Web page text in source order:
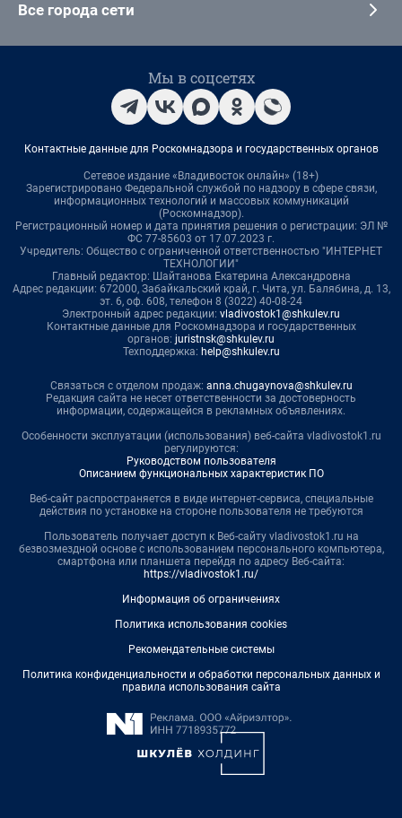
Все города сети
Мы в соцсетях
Контактные данные для Роскомнадзора и государственных органов
Сетевое издание «Владивосток онлайн» (18+)
Зарегистрировано Федеральной службой по надзору в сфере связи,
информационных технологий и массовых коммуникаций
(Роскомнадзор).
Регистрационный номер и дата принятия решения о регистрации: ЭЛ №
ФС 77-85603 от 17.07.2023 г.
Учредитель: Общество с ограниченной ответственностью "ИНТЕРНЕТ
ТЕХНОЛОГИИ"
Главный редактор: Шайтанова Екатерина Александровна
Адрес редакции: 672000, Забайкальский край, г. Чита, ул. Балябина, д. 13,
эт. 6, оф. 608, телефон 8 (3022) 40-08-24
Электронный адрес редакции: vladivostok1@shkulev.ru
Контактные данные для Роскомнадзора и государственных
органов: juristnsk@shkulev.ru
Техподдержка: help@shkulev.ru
Связаться с отделом продаж: anna.chugaynova@shkulev.ru
Редакция сайта не несет ответственности за достоверность
информации, содержащейся в рекламных объявлениях.
Особенности эксплуатации (использования) веб-сайта vladivostok1.ru
регулируются:
Руководством пользователя
Описанием функциональных характеристик ПО
Веб-сайт распространяется в виде интернет-сервиса, специальные
действия по установке на стороне пользователя не требуются
Пользователь получает доступ к Веб-сайту vladivostok1.ru на
безвозмездной основе с использованием персонального компьютера,
смартфона или планшета перейдя по адресу Веб-сайта:
https://vladivostok1.ru/
Информация об ограничениях
Политика использования cookies
Рекомендательные системы
Политика конфиденциальности и обработки персональных данных и
правила использования сайта